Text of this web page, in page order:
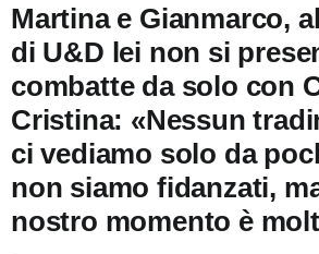
Martina e Gianmarco,
di U&D lei non si
combatte da solo con
Cristina: «Nessun
ci vediamo solo da
non siamo fidanzati,
nostro momento è